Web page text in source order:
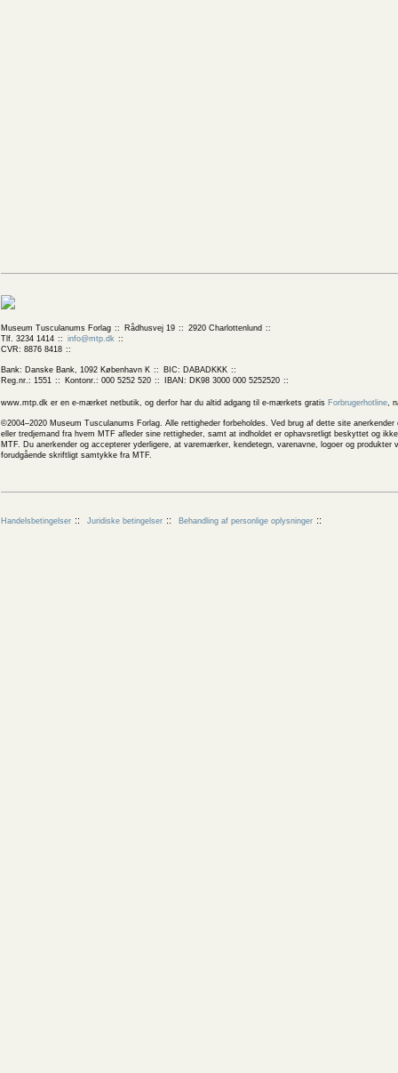
Museum Tusculanums Forlag Rådhusvej 19
2920 Charlottenlund
Tlf. 3234 1414
info@mtp.dk
CVR: 8876 8418
Bank: Danske Bank, 1092 København K
BIC: DABADKKK
Reg.nr.: 1551
Kontonr.: 000 5252 520 IBAN: DK98 3000 000 5252520
www.mtp.dk er en e-mærket netbutik, og derfor har du altid adgang til e-mærkets gratis Forbrugerhotline,
©2004–2020 Museum Tusculanums Forlag. Alle rettigheder forbeholdes. Ved brug af dette site
eller tredjemand fra hvem MTF afleder sine rettigheder, samt at indholdet er ophavsretligt beskyttet og
MTF. Du anerkender og accepterer yderligere, at varemærker, kendetegn, varenavne, logoer og
forudgående skriftligt samtykke fra MTF.
Handelsbetingelser Juridiske betingelser Behandling af personlige oplysninger